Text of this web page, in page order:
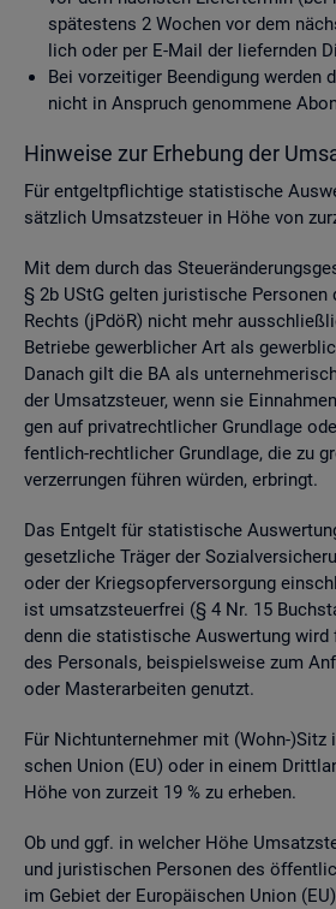
spä­tes­tens 2 Wo­chen vor dem
lich oder per E-Mail der lie­fern­den
Bei vor­zei­ti­ger Be­en­di­gung wer­den
nicht in An­spruch ge­nom­me­ne
Hin­wei­se zur Er­he­bung der
Für ent­gelt­pflich­ti­ge sta­tis­ti­sche
sätz­lich Um­satz­steu­er in Höhe von
Mit dem durch das
§ 2b UStG gel­ten ju­ris­ti­sche
Rechts (jPdöR) nicht mehr
Be­trie­be ge­werb­li­cher Art als
Da­nach gilt die BA als
der Um­satz­steu­er, wenn sie
gen auf pri­vat­recht­li­cher Grund­la­ge
fent­lich-recht­li­cher Grund­la­ge, die zu
ver­zer­run­gen füh­ren wür­den, er­bringt.
Das Ent­gelt für sta­tis­ti­sche
ge­setz­li­che Trä­ger der
oder der Kriegs­op­fer­ver­sor­gung
ist um­satz­steu­er­frei (§ 4 Nr. 15
denn die sta­tis­ti­sche Aus­wer­tung wird
des Per­so­nals, bei­spiels­wei­se zum
oder Mas­ter­ar­bei­ten ge­nutzt.
Für Nicht­un­ter­neh­mer mit (Wohn-
schen Union (EU) oder in einem
Höhe von zur­zeit 19 % zu er­he­ben.
Ob und ggf. in wel­cher Höhe
und ju­ris­ti­schen Per­so­nen des
im Ge­biet der Eu­ro­päi­schen Union